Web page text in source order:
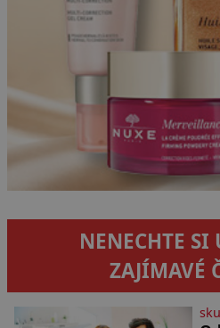
NENECHTE SI
ZAJÍMAVÉ